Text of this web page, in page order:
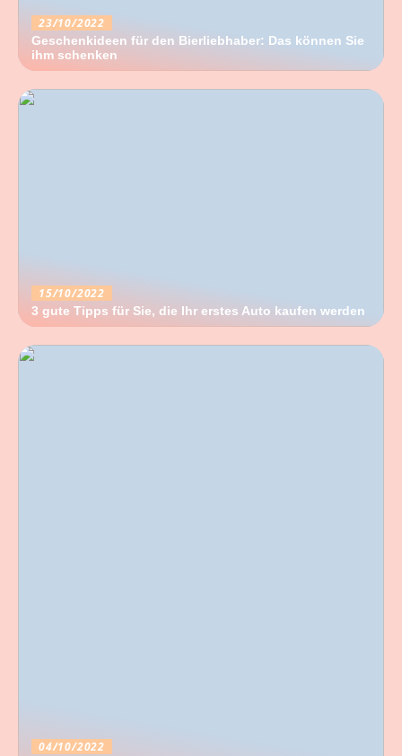
23/10/2022
Geschenkideen für den Bierliebhaber: Das können Sie
ihm schenken
15/10/2022
3 gute Tipps für Sie, die Ihr erstes Auto kaufen werden
04/10/2022